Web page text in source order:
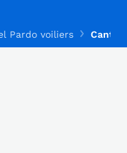
Pardo voiliers